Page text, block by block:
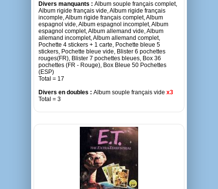
Divers manquants : Album souple français complet,
Album rigide français vide, Album rigide français
incomple, Album rigide français complet, Album
espagnol vide, Album espagnol incomplet, Album
espagnol complet, Album allemand vide, Album
allemand incomplet, Album allemand complet,
Pochette 4 stickers + 1 carte, Pochette bleue 5
stickers, Pochette bleue vide, Blister 6 pochettes
rouges(FR), Blister 7 pochettes bleues, Box 36
pochettes (FR - Rouge), Box Bleue 50 Pochettes
(ESP)
Total = 17
Divers en doubles : Album souple français vide x3
Total = 3